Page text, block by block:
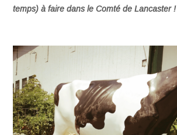
temps) à faire dans le Comté de Lancaster !